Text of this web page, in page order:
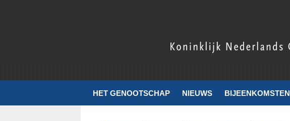
HET GENOOTSCHAP NIEUWS BIJEENKOMSTEN